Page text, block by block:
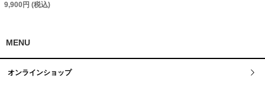
9,900円 (税込)
MENU
オンラインショップ